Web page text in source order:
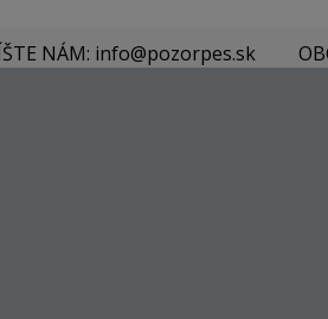
NÁM: info@pozorpes.sk